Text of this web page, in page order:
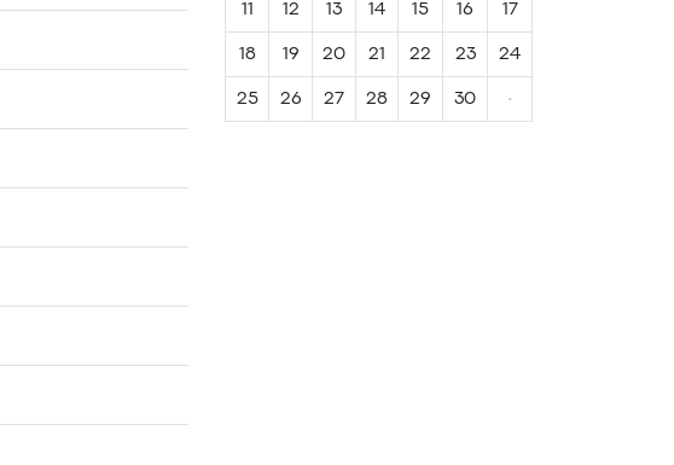
11 12 13 14 15 16 17
18 19 20 21 22 23 24
25 26 27 28 29 30 ·